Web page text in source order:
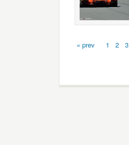
« prev 1 2 3